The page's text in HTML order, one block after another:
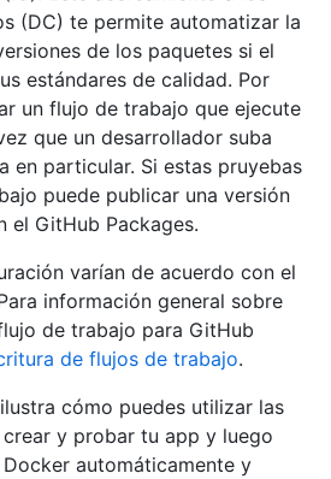
(DC) te permite automatizar la
de los paquetes si el
estándares de calidad. Por
un flujo de trabajo que ejecute
que un desarrollador suba
en particular. Si estas pruyebas
puede publicar una versión
el GitHub Packages.
varían de acuerdo con el
información general sobre
de trabajo para GitHub
de flujos de trabajo.
cómo puedes utilizar las
y probar tu app y luego
automáticamente y